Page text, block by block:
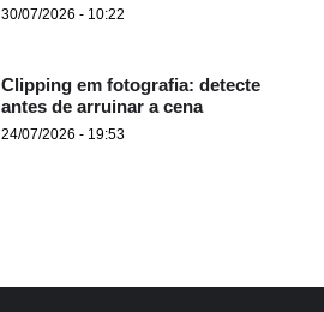
30/07/2026 - 10:22
Clipping em fotografia: detecte
antes de arruinar a cena
24/07/2026 - 19:53